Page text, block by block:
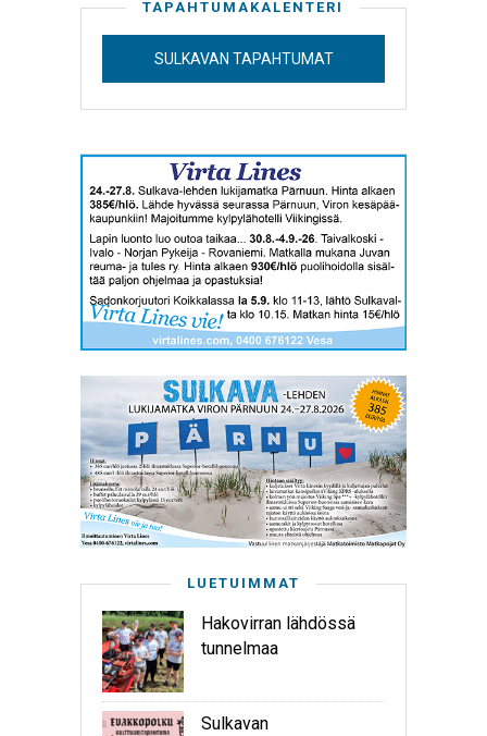
TAPAHTUMAKALENTERI
SULKAVAN TAPAHTUMAT
LUETUIMMAT
Hakovirran lähdössä
tunnelmaa
Sulkavan